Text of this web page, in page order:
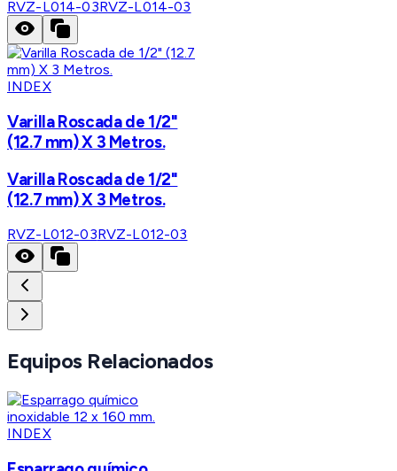
RVZ-L014-03RVZ-L014-03
INDEX
Varilla Roscada de 1/2"
(12.7 mm) X 3 Metros.
Varilla Roscada de 1/2"
(12.7 mm) X 3 Metros.
RVZ-L012-03RVZ-L012-03
Equipos Relacionados
INDEX